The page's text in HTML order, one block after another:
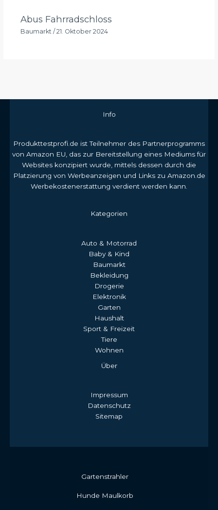
Abus Fahrradschloss
Baumarkt/ 21. Oktober 2024
Info
Produkttestprofi.de ist Teilnehmer des Partnerprogramms
von Amazon EU, das zur Bereitstellung eines Mediums für
Websites konzipiert wurde, mittels dessen durch die
Platzierung von Werbeanzeigen und Links zu Amazon.de
Werbekostenerstattung verdient werden kann.
Kategorien
Auto & Motorrad
Baby & Kind
Baumarkt
Bekleidung
Drogerie
Elektronik
Garten
Haushalt
Sport & Freizeit
Tiere
Wohnen
Über
Impressum
Datenschutz
Sitemap
Gartenstrahler
Hunde Maulkorb